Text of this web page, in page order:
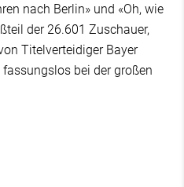
nach Berlin» und «Oh, wie
der 26.601 Zuschauer,
Titelverteidiger Bayer
bei der großen